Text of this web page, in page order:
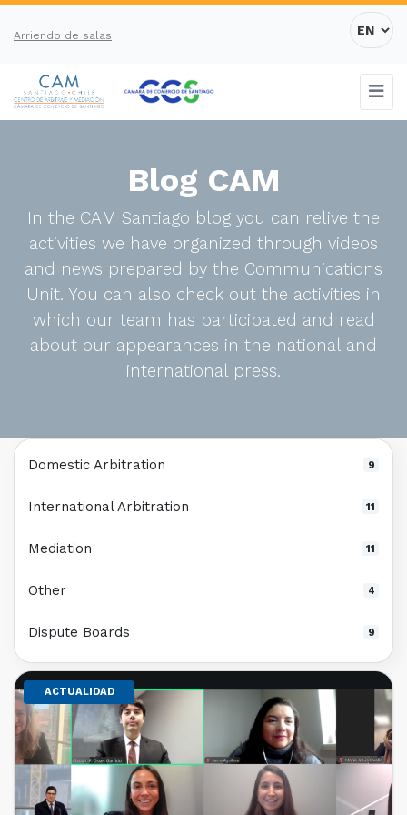
Arriendo de salas
Blog CAM
In the CAM Santiago blog you can relive the
activities we have organized through videos
and news prepared by the Communications
Unit. You can also check out the activities in
which our team has participated and read
about our appearances in the national and
international press.
ACTUALIDAD
Domestic Arbitration 9
International Arbitration 11
Mediation 11
Other 4
Dispute Boards 9